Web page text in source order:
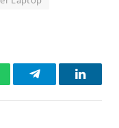
Telegram